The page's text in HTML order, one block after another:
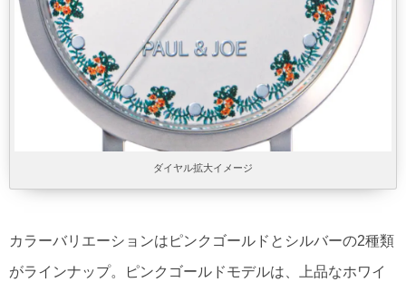
ダイヤル拡大イメージ
カラーバリエーションはピンクゴールドとシルバーの2種類
がラインナップ。ピンクゴールドモデルは、上品なホワイ